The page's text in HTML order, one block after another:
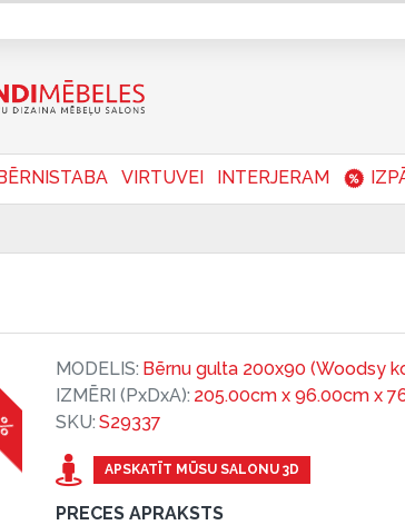
VIRTUVEI INTERJERAM
APSKATĪT MŪSU SALONU 3D
PRECES APRAKSTS
MODELIS: Bērnu gulta 200x90 (Woodsy
IZMĒRI (PxDxA): 205.00cm x 96.00cm x
SKU: S29337